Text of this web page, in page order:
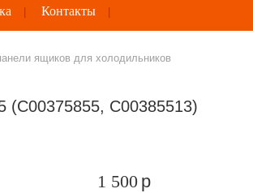
Контакты
ящиков для холодильников
(C00375855, C00385513)
1 500 p